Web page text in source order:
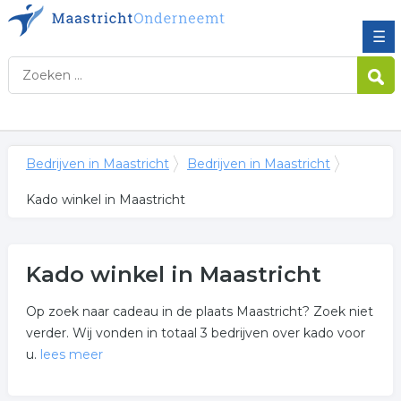
☰
Bedrijven in Maastricht Bedrijven in Maastricht
Kado winkel in Maastricht
Kado winkel in Maastricht
Op zoek naar cadeau in de plaats Maastricht? Zoek niet
verder. Wij vonden in totaal 3 bedrijven over kado voor
u. lees meer